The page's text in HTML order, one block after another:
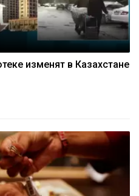
изменят в Казахстане